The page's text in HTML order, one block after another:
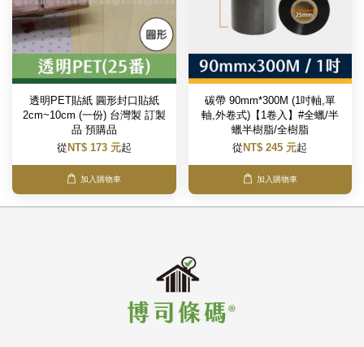
透明PET貼紙 圓形封口貼紙
2cm~10cm (一份) 台灣製 訂製
品 預購品
從NT$ 173 元起
加入購物車
碳帶 90mm*300M (1吋軸,單
軸,外卷式)【1卷入】#全蠟/半
蠟半樹脂/全樹脂
從NT$ 245 元起
加入購物車